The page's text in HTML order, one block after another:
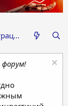
Регистрация